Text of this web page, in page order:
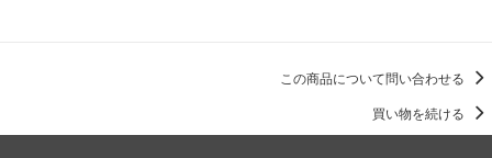
この商品について問い合わせる
買い物を続ける